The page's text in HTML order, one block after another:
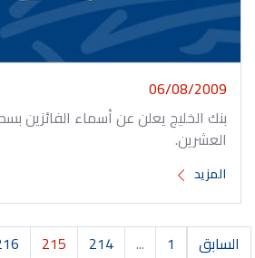
06/08/2009
بنك الخليج يعلن عن أسماء الفائزين
العشرين.
المزيد
السابق 1
...
214
215